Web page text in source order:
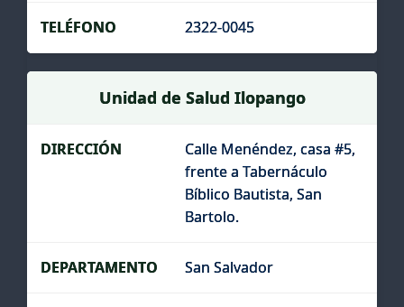
2322-0045
Unidad de Salud Ilopango
Calle Menéndez, casa #5,
frente a Tabernáculo
Bíblico Bautista, San
Bartolo.
San Salvador